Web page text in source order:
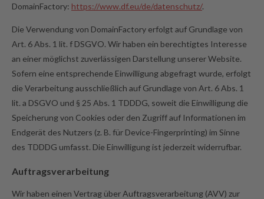
DomainFactory: https://www.df.eu/de/datenschutz/.
Die Verwendung von DomainFactory erfolgt auf Grundlage von
Art. 6 Abs. 1 lit. f DSGVO. Wir haben ein berechtigtes Interesse
an einer möglichst zuverlässigen Darstellung unserer Website.
Sofern eine entsprechende Einwilligung abgefragt wurde, erfolgt
die Verarbeitung ausschließlich auf Grundlage von Art. 6 Abs. 1
lit. a DSGVO und § 25 Abs. 1 TDDDG, soweit die Einwilligung die
Speicherung von Cookies oder den Zugriff auf Informationen im
Endgerät des Nutzers (z. B. für Device-Fingerprinting) im Sinne
des TDDDG umfasst. Die Einwilligung ist jederzeit widerrufbar.
Auftragsverarbeitung
Wir haben einen Vertrag über Auftragsverarbeitung (AVV) zur